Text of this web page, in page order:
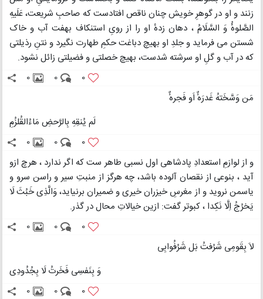
زنند و او در گوهرِ خویش چنان ناقص افتادست که صاحبِ شریعت، عَلَیهِ
الصَّلوهُٔ وَ السَّلَامُ ، دهان زدهٔ او را از رویِ استنکاف بهفت آب و خاک
شستن می فرماید و جلدِ او بهیچ دباغت حکمِ طهارت نگیرد و نتنِ رذیلتی
که در آب و گلِ او سرشته شدست، بهیچ خصلتی و فضیلتی زائل نشود.
0
0
0
مَن وَسَّخَتهُ غَدرَهٌٔ اَو فَجرهٌٔ
لَم یُنقِهِ بِالرَّحضِ مَاءُالقُلزُمِ
0
0
0
و از لوازمِ استعدادِ پادشاهی اول نسبی طاهر ست که اگر ندارد ، هرچ ازو
آید ، بنوعی از نقصان آلوده باشد، چه هرگز از منبتِ سیر و راسن سرو و
یاسمن نروید و از مغرسِ خیزران خیری و ضمیران برنیاید، وَالَّذِی خَبُثَ لَا
یَخرُجُ اِلَّا نَکِدا ، کبوتر گفت: ازین خیالاتِ محال در گذر.
0
0
0
لاَ بِقَومِی شَرُفتُ بَل شَرُفُوابِی
وَ بِنَفسِی فَخَرتُ لَا بِجُدُودِی
0
0
0